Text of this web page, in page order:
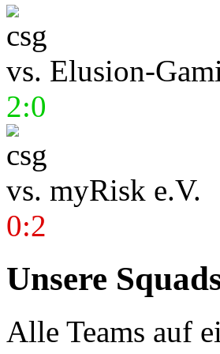
vs. Elusion-
2:0
vs. myRisk e.V.
0:2
Unsere
Alle Teams auf